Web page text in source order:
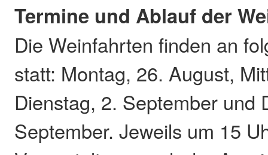
Termine und Ablauf der
Die Weinfahrten finden an
statt: Montag, 26. August,
Dienstag, 2. September und
September. Jeweils um 15